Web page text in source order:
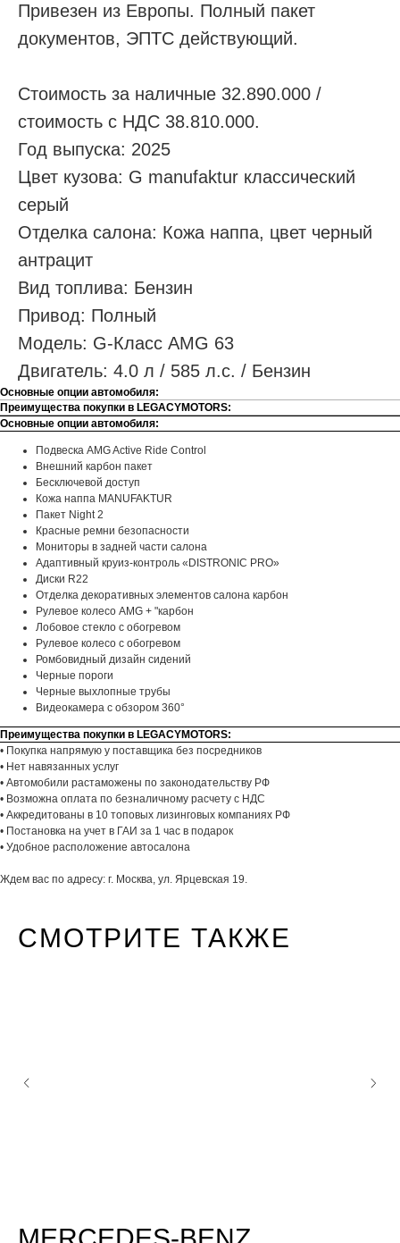
Привезен из Европы. Полный пакет
документов, ЭПТС действующий.
Стоимость за наличные 32.890.000 /
стоимость с НДС 38.810.000.
Год выпуска: 2025
Цвет кузова: G manufaktur классический
серый
Отделка салона: Кожа наппа, цвет черный
антрацит
Вид топлива: Бензин
Привод: Полный
Модель: G-Класс AMG 63
Двигатель: 4.0 л / 585 л.с. / Бензин
Основные опции автомобиля:
Преимущества покупки в LEGACYMOTORS:
Основные опции автомобиля:
Подвеска AMG Active Ride Control
Внешний карбон пакет
Бесключевой доступ
Кожа наппа MANUFAKTUR
Пакет Night 2
Красные ремни безопасности
Мониторы в задней части салона
Адаптивный круиз-контроль «DISTRONIC PRO»
Диски R22
Отделка декоративных элементов салона карбон
Рулевое колесо AMG + "карбон
Лобовое стекло с обогревом
Рулевое колесо с обогревом
Ромбовидный дизайн сидений
Черные пороги
Черные выхлопные трубы
Видеокамера с обзором 360°
Преимущества покупки в LEGACYMOTORS:
• Покупка напрямую у поставщика без посредников
• Нет навязанных услуг
• Автомобили растаможены по законодательству РФ
• Возможна оплата по безналичному расчету с НДС
• Аккредитованы в 10 топовых лизинговых компаниях РФ
• Постановка на учет в ГАИ за 1 час в подарок
• Удобное расположение автосалона
Ждем вас по адресу: г. Москва, ул. Ярцевская 19.
СМОТРИТЕ ТАКЖЕ